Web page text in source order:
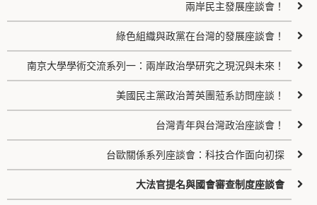
兩岸民主發展座談會！
綠色組織與政黨在台灣的發展座談會！
南京大學學術交流系列一：兩岸政治學研究之現況與未來！
美國民主黨政治菁英團蒞系訪問座談！
台灣青年與台灣政治座談會！
台歐關係系列座談會：科技合作面向初探
大法官提名與國會審查制度座談會